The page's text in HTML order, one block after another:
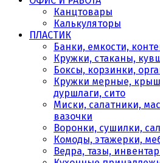
Канцтовары
Калькуляторы
ПЛАСТИК
Банки, емкости,
Кружки, стаканы,
Боксы, корзинки,
Кружки мерные,
дуршлаги, сито
Миски, салатники,
вазочки
Воронки, сушилки,
Комоды, этажерки,
Ведра, тазы,